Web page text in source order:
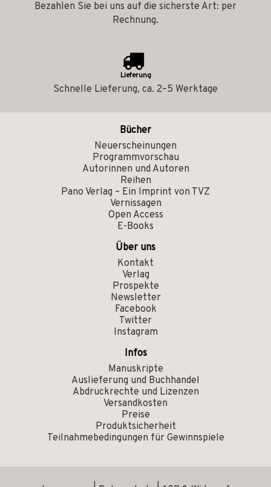
Bezahlen Sie bei uns auf die sicherste Art: per
Rechnung.
Lieferung
Schnelle Lieferung, ca. 2–5 Werktage
Bücher
Neuerscheinungen
Programmvorschau
Autorinnen und Autoren
Reihen
Pano Verlag – Ein Imprint von TVZ
Vernissagen
Open Access
E-Books
Über uns
Kontakt
Verlag
Prospekte
Newsletter
Facebook
Twitter
Instagram
Infos
Manuskripte
Auslieferung und Buchhandel
Abdruckrechte und Lizenzen
Versandkosten
Preise
Produktsicherheit
Teilnahmebedingungen für Gewinnspiele